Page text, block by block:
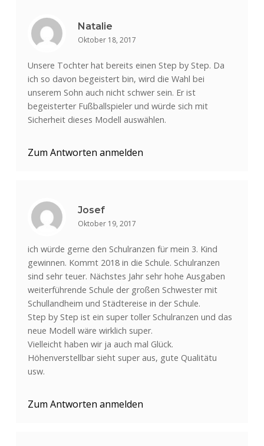
Natalie
Oktober 18, 2017
Unsere Tochter hat bereits einen Step by Step. Da
ich so davon begeistert bin, wird die Wahl bei
unserem Sohn auch nicht schwer sein. Er ist
begeisterter Fußballspieler und würde sich mit
Sicherheit dieses Modell auswählen.
Zum Antworten anmelden
Josef
Oktober 19, 2017
ich würde gerne den Schulranzen für mein 3. Kind
gewinnen. Kommt 2018 in die Schule. Schulranzen
sind sehr teuer. Nächstes Jahr sehr hohe Ausgaben
weiterführende Schule der großen Schwester mit
Schullandheim und Städtereise in der Schule.
Step by Step ist ein super toller Schulranzen und das
neue Modell wäre wirklich super.
Vielleicht haben wir ja auch mal Glück.
Höhenverstellbar sieht super aus, gute Qualitätu
usw.
Zum Antworten anmelden